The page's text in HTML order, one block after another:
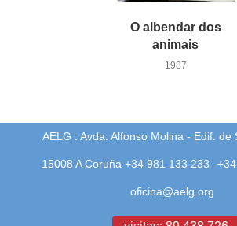
O albendar dos
animais
1987
AELG : Avda. Alfonso Molina - Edif. de
15008 A Coruña +34 981 133 233
oficina@aelg.org